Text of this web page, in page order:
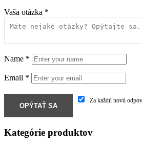
Vaša otázka *
Name *
Email *
Za každú novú
Kategórie produktov